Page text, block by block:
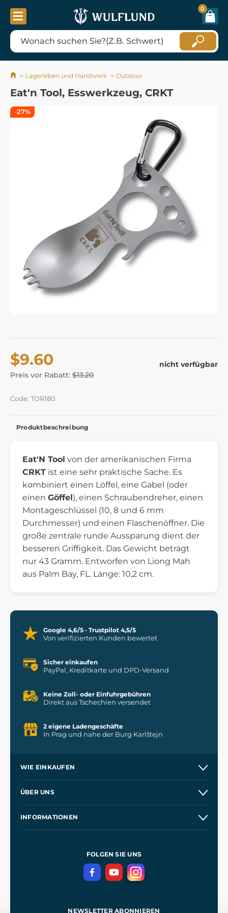
0
Lagerleben und Handwerk Outdoor
Eat'n Tool, Esswerkzeug, CRKT
$9.60
Preis vor Rabatt: $13.20
nicht verfügbar
Code: TOR180
-27%
Produktbeschreibung
Eat'N Tool von der amerikanischen Firma
CRKT ist eine sehr praktische Sache. Es
kombiniert einen Löffel, eine Gabel (oder
einen Göffel), einen Schraubendreher, einen
Montageschlüssel (10, 8 und 6 mm
Durchmesser) und einen Flaschenöffner. Die
große zentrale runde Aussparung dient der
besseren Griffigkeit. Das Gewicht beträgt
nur 43 Gramm. Entworfen von Liong Mah
aus Palm Bay, FL. Länge: 10,2 cm.
Google 4,6/5 · Trustpilot 4,5/5
Von verifizierten Kunden bewertet
Sicher einkaufen
PayPal, Kreditkarte und DPD-Versand
Keine Zoll- oder Einfuhrgebühren
Direkt aus Tschechien versendet
2 eigene Ladengeschäfte
In Prag und nahe der Burg Karlštejn
WIE EINKAUFEN
Kontakt
ÜBER UNS
INFORMATIONEN
DatenschutzerklärungFOLGEN SIE UNS
NEWSLETTER ABONNIEREN